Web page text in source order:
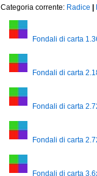
Categoria corrente: Radice
Fondali di carta
Fondali di carta
Fondali di carta
Fondali di carta
Fondali di carta